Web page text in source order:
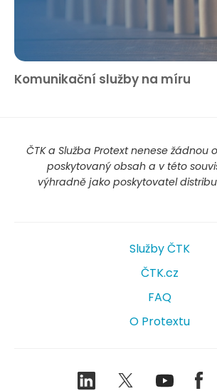
Komunikační služby na míru
ČTK a Služba Protext nenese žádnou
poskytovaný obsah a v této
výhradně jako poskytovatel
Služby ČTK
ČTK.cz
FAQ
O Protextu
LinkedIn TwitterYoutube